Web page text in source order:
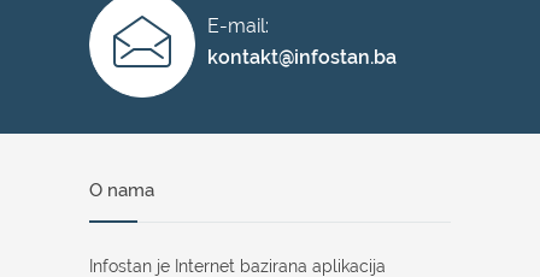
E-mail:
kontakt@infostan.ba
O nama
Infostan je Internet bazirana aplikacija